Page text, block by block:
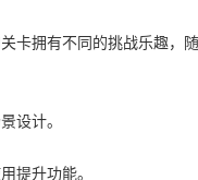
卡拥有不同的挑战乐趣，随
设计。
提升功能。